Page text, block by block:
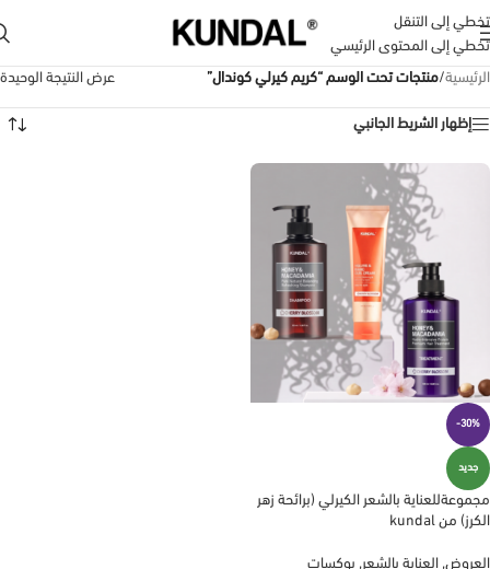
تخطي إلى التنقل
تخطي إلى المحتوى الرئيسي
الرئيسية/منتجات تحت الوسم “كريم كيرلي كوندال” عرض النتيجة الوحيدة
إظهار الشريط الجانبي
-30%
جديد
مجموعةللعناية بالشعر الكيرلي (برائحة زهر
الكرز) من kundal
العروض, العناية بالشعر, بوكسات